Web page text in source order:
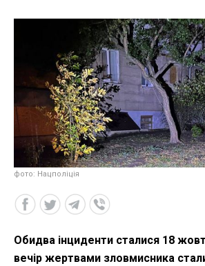
фото: Нацполіція
Обидва інциденти сталися 18
вечір жертвами зловмисника